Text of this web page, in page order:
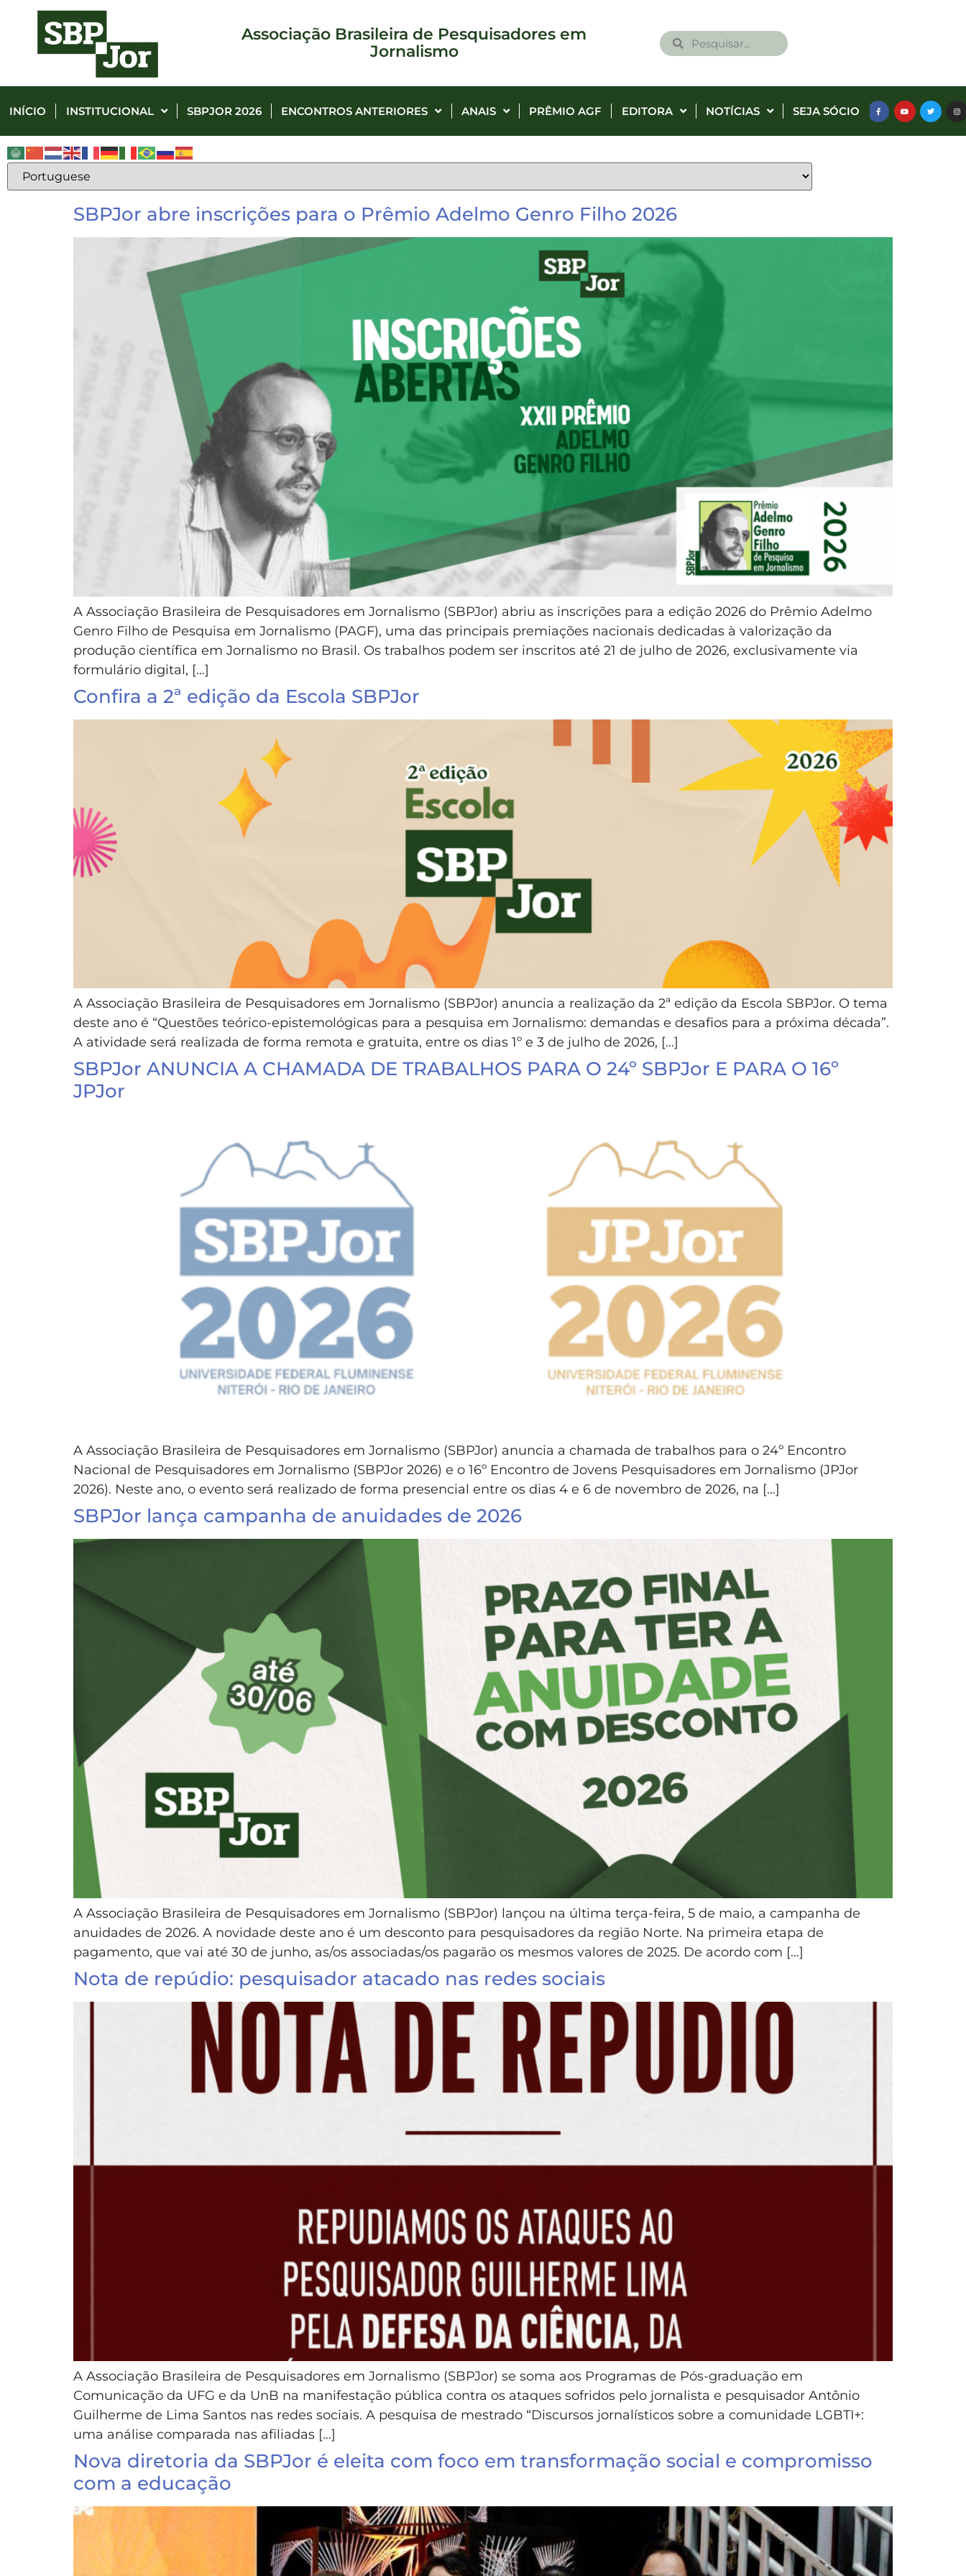
Associação Brasileira de Pesquisadores em
Jornalismo
INÍCIO INSTITUCIONAL SBPJOR 2026 ENCONTROS ANTERIORES ANAIS PRÊMIO AGF EDITORA NOTÍCIAS SEJA SÓCIO
SBPJor abre inscrições para o Prêmio Adelmo Genro Filho 2026
A Associação Brasileira de Pesquisadores em Jornalismo (SBPJor) abriu as inscrições para a edição 2026 do Prêmio Adelmo
Genro Filho de Pesquisa em Jornalismo (PAGF), uma das principais premiações nacionais dedicadas à valorização da
produção científica em Jornalismo no Brasil. Os trabalhos podem ser inscritos até 21 de julho de 2026, exclusivamente via
formulário digital, […]
Confira a 2ª edição da Escola SBPJor
A Associação Brasileira de Pesquisadores em Jornalismo (SBPJor) anuncia a realização da 2ª edição da Escola SBPJor. O tema
deste ano é “Questões teórico-epistemológicas para a pesquisa em Jornalismo: demandas e desafios para a próxima década”.
A atividade será realizada de forma remota e gratuita, entre os dias 1º e 3 de julho de 2026, […]
SBPJor ANUNCIA A CHAMADA DE TRABALHOS PARA O 24º SBPJor E PARA O 16º
JPJor
A Associação Brasileira de Pesquisadores em Jornalismo (SBPJor) anuncia a chamada de trabalhos para o 24º Encontro
Nacional de Pesquisadores em Jornalismo (SBPJor 2026) e o 16º Encontro de Jovens Pesquisadores em Jornalismo (JPJor
2026). Neste ano, o evento será realizado de forma presencial entre os dias 4 e 6 de novembro de 2026, na […]
SBPJor lança campanha de anuidades de 2026
A Associação Brasileira de Pesquisadores em Jornalismo (SBPJor) lançou na última terça-feira, 5 de maio, a campanha de
anuidades de 2026. A novidade deste ano é um desconto para pesquisadores da região Norte. Na primeira etapa de
pagamento, que vai até 30 de junho, as/os associadas/os pagarão os mesmos valores de 2025. De acordo com […]
Nota de repúdio: pesquisador atacado nas redes sociais
A Associação Brasileira de Pesquisadores em Jornalismo (SBPJor) se soma aos Programas de Pós-graduação em
Comunicação da UFG e da UnB na manifestação pública contra os ataques sofridos pelo jornalista e pesquisador Antônio
Guilherme de Lima Santos nas redes sociais. A pesquisa de mestrado “Discursos jornalísticos sobre a comunidade LGBTI+:
uma análise comparada nas afiliadas […]
Nova diretoria da SBPJor é eleita com foco em transformação social e compromisso
com a educação